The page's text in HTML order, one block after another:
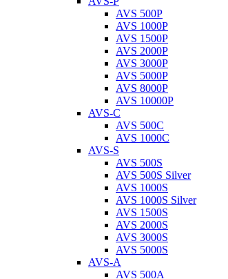
AVS 500P
AVS 1000P
AVS 1500P
AVS 2000P
AVS 3000P
AVS 5000P
AVS 8000P
AVS 10000P
AVS-C
AVS 500C
AVS 1000C
AVS-S
AVS 500S
AVS 500S Silver
AVS 1000S
AVS 1000S Silver
AVS 1500S
AVS 2000S
AVS 3000S
AVS 5000S
AVS-A
AVS 500A